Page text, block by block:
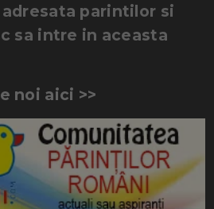
parintilor si
sa intre in aceasta
noi aici >>